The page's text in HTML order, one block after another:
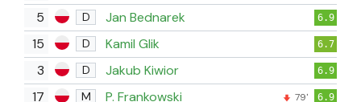
5 D Jan Bednarek 6.9
15 D Kamil Glik 6.7
3 D Jakub Kiwior 6.9
17 M P. Frankowski 79' 6.9